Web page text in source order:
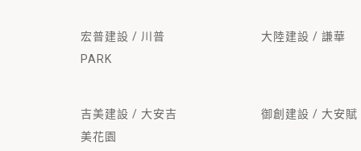
宏普建設 / 川普
PARK
大陸建設 / 謙華
吉美建設 / 大安吉
美花園
御創建設 / 大安賦